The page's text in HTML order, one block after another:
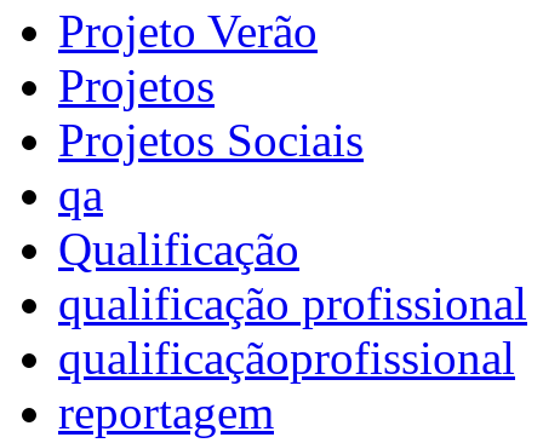
Projeto Verão
Projetos
Projetos Sociais
qa
Qualificação
qualificação profissional
qualificaçãoprofissional
reportagem